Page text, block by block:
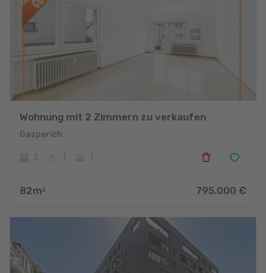
Wohnung mit 2 Zimmern zu verkaufen
Gasperich
82m 2 795.000 €